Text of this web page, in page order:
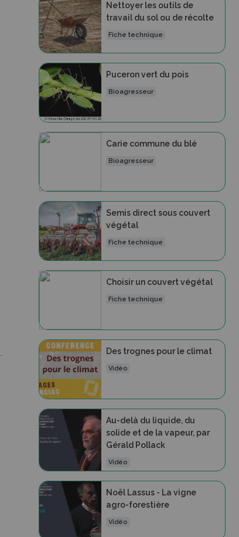
Nettoyer les outils de
travail du sol ou de récolte
Fiche technique
Puceron vert du pois
Bioagresseur
Carie commune du blé
Bioagresseur
Semis direct sous couvert
végétal
Fiche technique
Choisir un couvert végétal
Fiche technique
Des trognes pour le climat
Vidéo
Au-delà du liquide, du
solide et de la vapeur, par
Gérald Pollack
Vidéo
Noël Lassus - La vigne
agro-forestière
Vidéo